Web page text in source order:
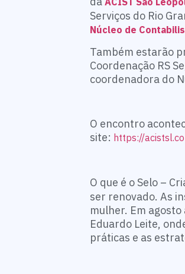
Serviços do Rio
Núcleo de
Também estarão
Coordenação RS
coordenadora do
O encontro
site: https://
O que é o Selo –
ser renovado. As
mulher. Em
Eduardo Leite,
práticas e as